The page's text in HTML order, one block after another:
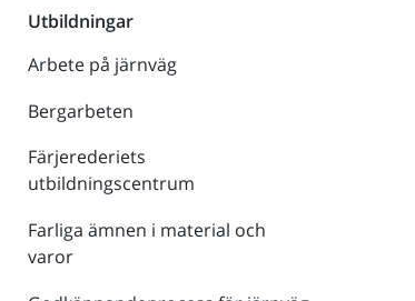
Utbildningar
Arbete på järnväg
Bergarbeten
Färjerederiets
utbildningscentrum
Farliga ämnen i material och
varor